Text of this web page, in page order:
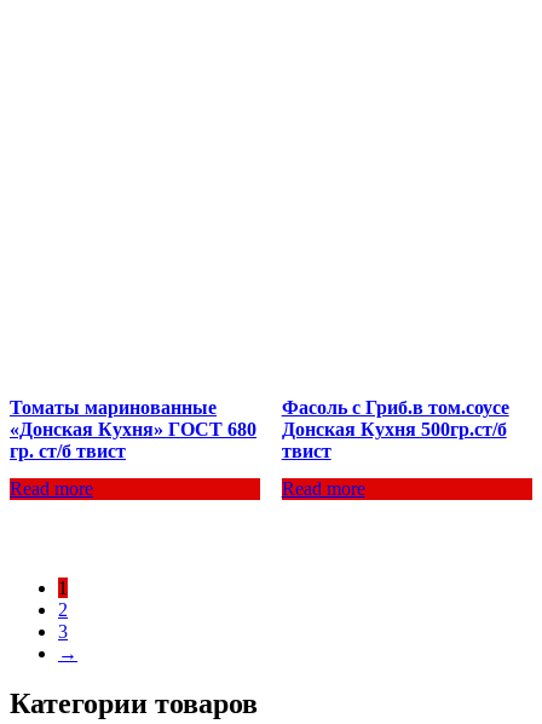
Томаты маринованные
«Донская Кухня» ГОСТ 680
гр. ст/б твист
Read more
Фасоль с Гриб.в том.соусе
Донская Кухня 500гр.ст/б
твист
Read more
1
2
3
→
Категории товаров